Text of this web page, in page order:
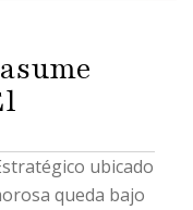
ubicado
queda bajo